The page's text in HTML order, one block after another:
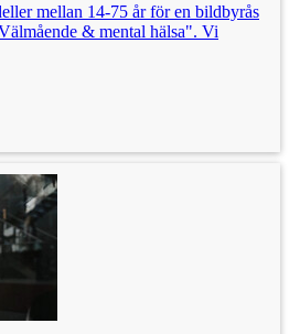
mellan 14-75 år för en bildbyrås
& mental hälsa". Vi